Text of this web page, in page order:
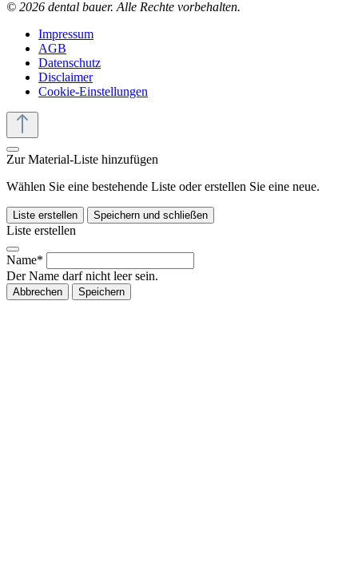
© 2026 dental bauer. Alle Rechte vorbehalten.
Impressum
AGB
Datenschutz
Disclaimer
Cookie-Einstellungen
Zur Material-Liste hinzufügen
Wählen Sie eine bestehende Liste oder erstellen Sie eine neue.
Liste erstellen Speichern und schließen
Liste erstellen
Name*
Der Name darf nicht leer sein.
Abbrechen Speichern